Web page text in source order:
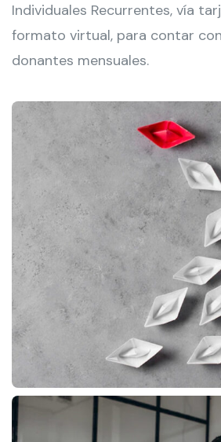
Individuales Recurrentes, vía
formato virtual, para contar
donantes mensuales.